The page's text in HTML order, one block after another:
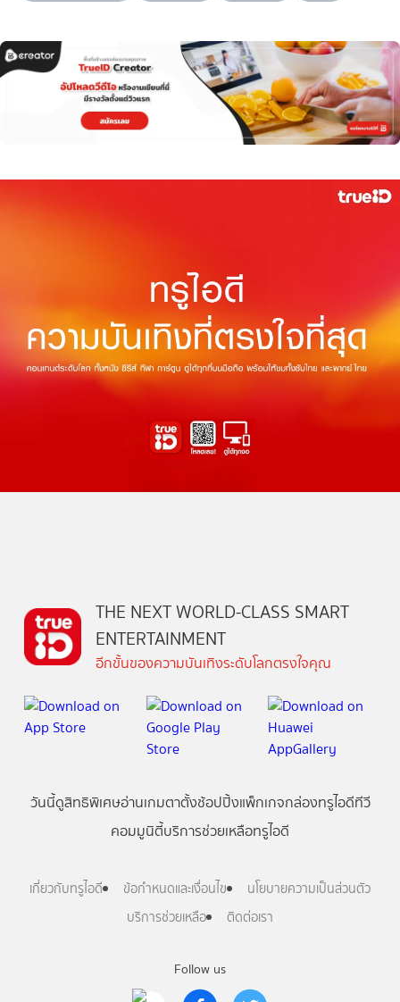
Follow us
THE NEXT WORLD-CLASS SMART
ENTERTAINMENT
อีกขั้นของความบันเทิงระดับโลกตรงใจคุณ
วันนี้ดูสิทธิพิเศษอ่านเกมตาตั้งช้อปปิ้งแพ็กเกจกล่องทรูไอดีทีวี
คอมมูนิตี้บริการช่วยเหลือทรูไอดี
เกี่ยวกับทรูไอดี ข้อกำหนดและเงื่อนไข
นโยบายความเป็นส่วนตัว
บริการช่วยเหลือ
ติดต่อเรา